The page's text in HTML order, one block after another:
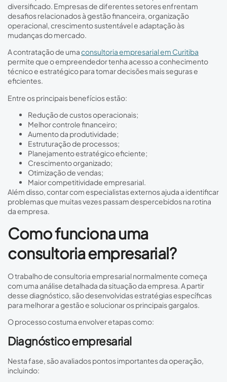
diversificado. Empresas de diferentes setores enfrentam
desafios relacionados à gestão financeira, organização
operacional, crescimento sustentável e adaptação às
mudanças do mercado.
A contratação de umaconsultoria empresarial em Curitiba
permite que o empreendedor tenha acesso a conhecimento
técnico e estratégico para tomar decisões mais seguras e
eficientes.
Entre os principais benefícios estão:
Redução de custos operacionais;
Melhor controle financeiro;
Aumento da produtividade;
Estruturação de processos;
Planejamento estratégico eficiente;
Crescimento organizado;
Otimização de vendas;
Maior competitividade empresarial.
Além disso, contar com especialistas externos ajuda a identificar
problemas que muitas vezes passam despercebidos na rotina
da empresa.
Como funciona uma
consultoria empresarial?
O trabalho de consultoria empresarial normalmente começa
com uma análise detalhada da situação da empresa. A partir
desse diagnóstico, são desenvolvidas estratégias específicas
para melhorar a gestão e solucionar os principais gargalos.
O processo costuma envolver etapas como:
Diagnóstico empresarial
Nesta fase, são avaliados pontos importantes da operação,
incluindo: